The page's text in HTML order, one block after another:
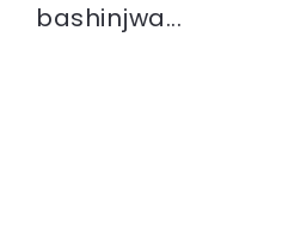
bashinjwa...